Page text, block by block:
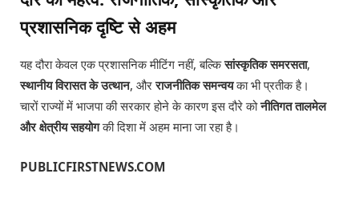
प्रशासनिक दृष्टि से अहम
यह दौरा केवल एक प्रशासनिक मीटिंग नहीं, बल्किसांस्कृतिक समरसता,
स्थानीय विरासत के उत्थान, औरराजनीतिक समन्वयका भी प्रतीक है।
चारों राज्यों में भाजपा की सरकार होने के कारण इस दौरे कोनीतिगत तालमेल
और क्षेत्रीय सहयोगकी दिशा में अहम माना जा रहा है।
PUBLICFIRSTNEWS.COM